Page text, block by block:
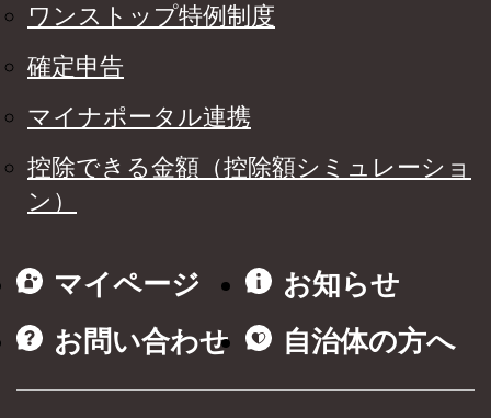
ワンストップ特例制度
確定申告
マイナポータル連携
控除できる金額（控除額シミュレーショ
ン）
マイページ
お知らせ
お問い合わせ
自治体の方へ